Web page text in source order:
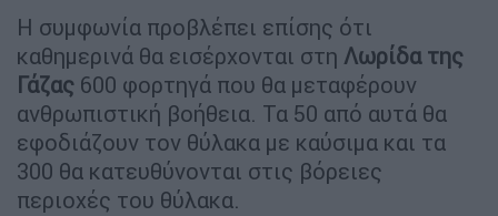
Η συμφωνία προβλέπει επίσης ότι
καθημερινά θα εισέρχονται στη Λωρίδα της
Γάζας 600 φορτηγά που θα μεταφέρουν
ανθρωπιστική βοήθεια. Τα 50 από αυτά θα
εφοδιάζουν τον θύλακα με καύσιμα και τα
300 θα κατευθύνονται στις βόρειες
περιοχές του θύλακα.